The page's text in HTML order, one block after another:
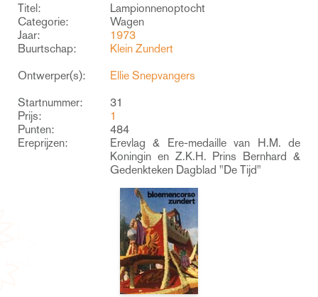
Titel:
Lampionnenoptocht
Categorie:
Wagen
Jaar:
1973
Buurtschap:
Klein Zundert
Ontwerper(s):
Ellie Snepvangers
Startnummer:
31
Prijs:
1
Punten:
484
Ereprijzen:
Erevlag & Ere-medaille van H.M. de
Koningin en Z.K.H. Prins Bernhard &
Gedenkteken Dagblad "De Tijd"